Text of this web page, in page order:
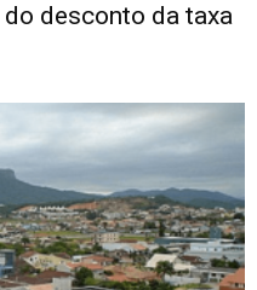
desconto da taxa